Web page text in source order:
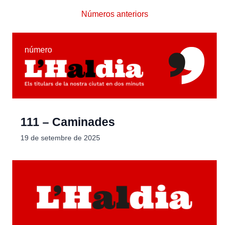
Números anteriors
número
111 – Caminades
19 de setembre de 2025